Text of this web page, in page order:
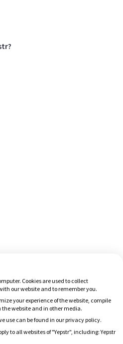
Cookies are used to collect
our website and to remember you.
your experience of the website, compile
website and in other media.
use can be found in our privacy policy.
to all websites of "Yepstr", including: Yepstr